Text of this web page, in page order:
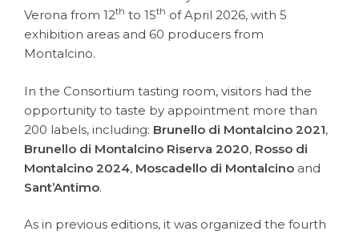
Verona from 12th to 15th of April 2026, with 5
exhibition areas and 60 producers from
Montalcino.
In the Consortium tasting room, visitors had the
opportunity to taste by appointment more than
200 labels, including: Brunello di Montalcino 2021,
Brunello di Montalcino Riserva 2020, Rosso di
Montalcino 2024, Moscadello di Montalcino and
Sant’Antimo.
As in previous editions, it was organized the fourth